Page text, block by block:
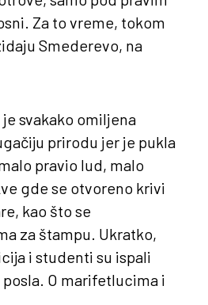
Za to vreme, tokom
Smederevo, na
svakako omiljena
prirodu jer je pukla
pravio lud, malo
gde se otvoreno krivi
kao što se
za štampu. Ukratko,
i studenti su ispali
O marifetlucima i